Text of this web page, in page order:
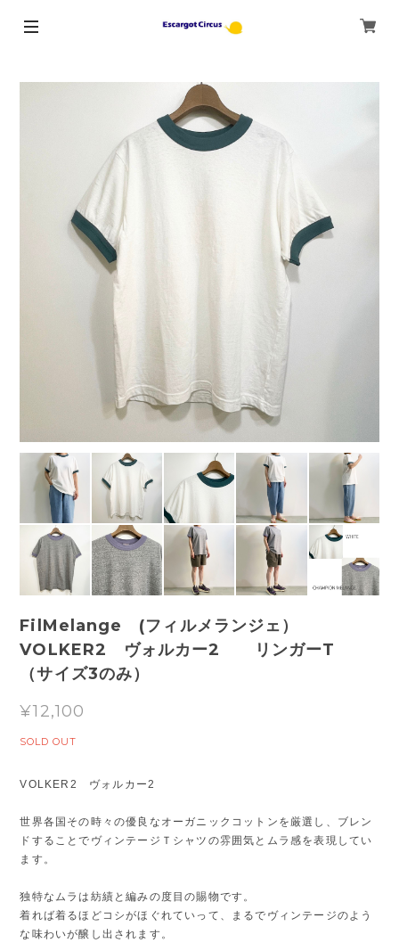
FilMelange (フィルメランジェ）
VOLKER2 ヴォルカー2 リンガーT
（サイズ3のみ）
¥12,100
SOLD OUT
VOLKER2 ヴォルカー2
世界各国その時々の優良なオーガニックコットンを厳選し、ブレン
ドすることでヴィンテージＴシャツの雰囲気とムラ感を表現してい
ます。
独特なムラは紡績と編みの度目の賜物です。
着れば着るほどコシがほぐれていって、まるでヴィンテージのよう
な味わいが醸し出されます。